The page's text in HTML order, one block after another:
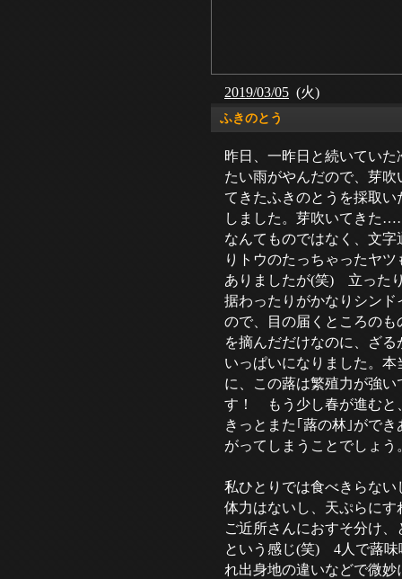
2019/03/05 (火)
ふきのとう
昨日、一昨日と続いていた
たい雨がやんだので、芽吹
てきたふきのとうを採取い
しました。芽吹いてきた
なんてものではなく、文字
りトウのたっちゃったヤツ
ありましたが(笑) 立った
据わったりがかなりシンド
ので、目の届くところのも
を摘んだだけなのに、ざる
いっぱいになりました。本
に、この蕗は繁殖力が強い
す！ もう少し春が進むと
きっとまた｢蕗の林｣ができ
がってしまうことでしょう
私ひとりでは食べきらな
体力はないし、天ぷらに
ご近所さんにおすそ分け
という感じ(笑) 4人で蕗味
れ出身地の違いなどで微